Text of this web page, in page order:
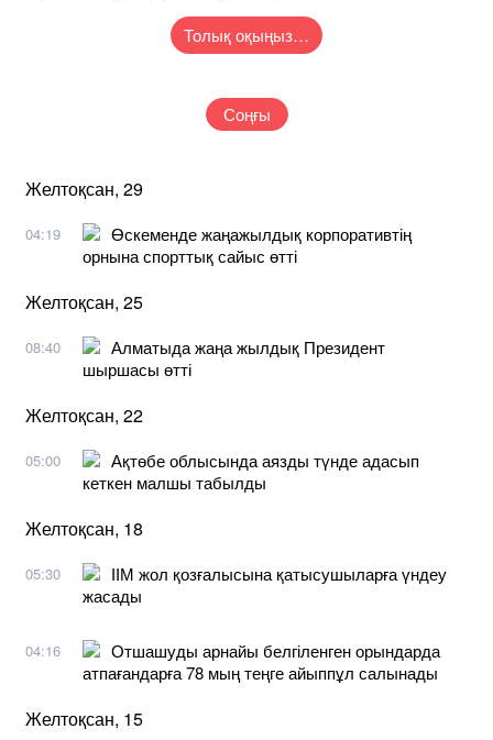
Толық оқыңыз…
Соңғы
Желтоқсан, 29
04:19
Өскеменде жаңажылдық корпоративтің
орнына спорттық сайыс өтті
Желтоқсан, 25
08:40
Алматыда жаңа жылдық Президент
шыршасы өтті
Желтоқсан, 22
05:00
Ақтөбе облысында аязды түнде адасып
кеткен малшы табылды
Желтоқсан, 18
05:30
ІІМ жол қозғалысына қатысушыларға үндеу
жасады
04:16
Отшашуды арнайы белгіленген орындарда
атпағандарға 78 мың теңге айыппұл салынады
Желтоқсан, 15